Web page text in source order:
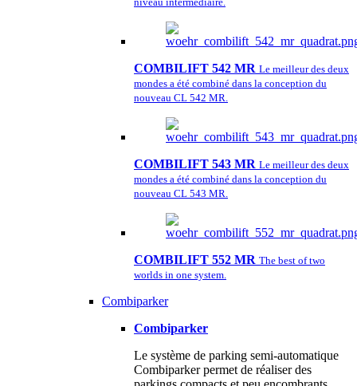
COMBILIFT 542 MR Le meilleur des deux
mondes a été combiné dans la conception du
nouveau CL 542 MR.
COMBILIFT 543 MR Le meilleur des deux
mondes a été combiné dans la conception du
nouveau CL 543 MR.
COMBILIFT 552 MR The best of two
worlds in one system.
Combiparker
Combiparker
Le système de parking semi-automatique
Combiparker permet de réaliser des